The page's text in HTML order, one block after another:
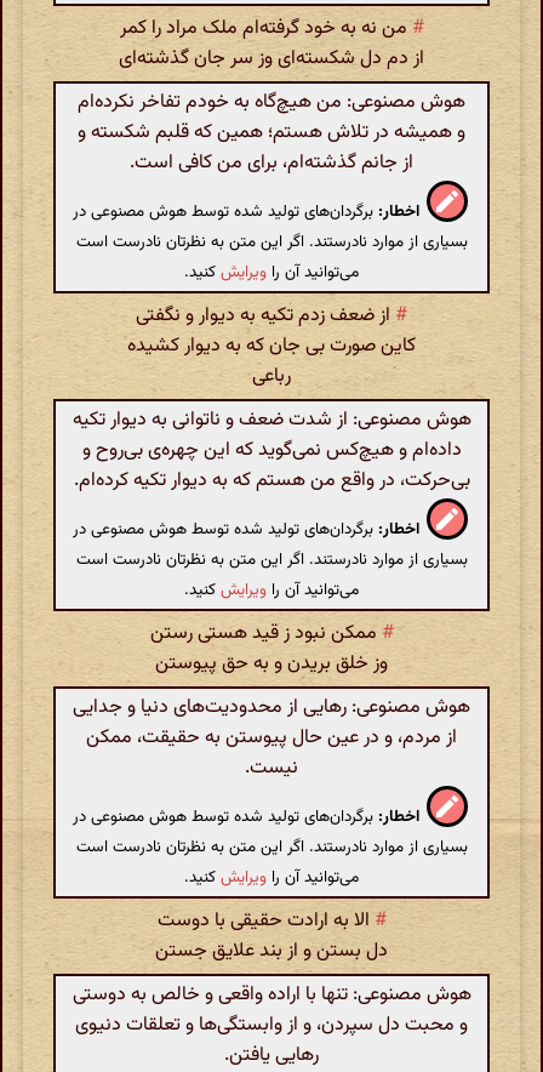
# من نه به خود گرفته‌ام ملک مراد را کمر
از دم دل شکسته‌ای وز سر جان گذشته‌ای
هوش مصنوعی: من هیچ‌گاه به خودم تفاخر نکرده‌ام
و همیشه در تلاش هستم؛ همین که قلبم شکسته و
از جانم گذشته‌ام، برای من کافی است.
اخطار: برگردان‌های تولید شده توسط هوش مصنوعی در
بسیاری از موارد نادرستند. اگر این متن به نظرتان نادرست است
می‌توانید آن را ویرایشکنید.
# از ضعف زدم تکیه به دیوار و نگفتی
کاین صورت بی جان که به دیوار کشیده
رباعی
هوش مصنوعی: از شدت ضعف و ناتوانی به دیوار تکیه
داده‌ام و هیچ‌کس نمی‌گوید که این چهره‌ی بی‌روح و
بی‌حرکت، در واقع من هستم که به دیوار تکیه کرده‌ام.
اخطار: برگردان‌های تولید شده توسط هوش مصنوعی در
بسیاری از موارد نادرستند. اگر این متن به نظرتان نادرست است
می‌توانید آن را ویرایشکنید.
# ممکن نبود ز قید هستی رستن
وز خلق بریدن و به حق پیوستن
هوش مصنوعی: رهایی از محدودیت‌های دنیا و جدایی
از مردم، و در عین حال پیوستن به حقیقت، ممکن
نیست.
اخطار: برگردان‌های تولید شده توسط هوش مصنوعی در
بسیاری از موارد نادرستند. اگر این متن به نظرتان نادرست است
می‌توانید آن را ویرایشکنید.
# الا به ارادت حقیقی با دوست
دل بستن و از بند علایق جستن
هوش مصنوعی: تنها با اراده واقعی و خالص به دوستی
و محبت دل سپردن، و از وابستگی‌ها و تعلقات دنیوی
رهایی یافتن.